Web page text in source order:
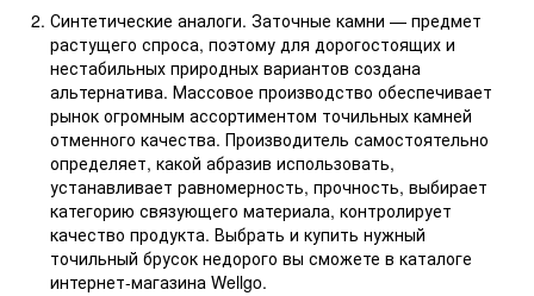
Синтетические аналоги. Заточные камни — предмет
растущего спроса, поэтому для дорогостоящих и
нестабильных природных вариантов создана
альтернатива. Массовое производство обеспечивает
рынок огромным ассортиментом точильных камней
отменного качества. Производитель самостоятельно
определяет, какой абразив использовать,
устанавливает равномерность, прочность, выбирает
категорию связующего материала, контролирует
качество продукта. Выбрать и купить нужный
точильный брусок недорого вы сможете в каталоге
интернет-магазина Wellgo.